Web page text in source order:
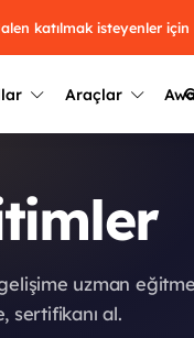
katılmak isteyenler
Üniversite kulüplerini ve
ve dünyadaki
bilgi al.
Araçlar
Kazananları
Kazananları
Kazananları
uzman
sertifikanı al.